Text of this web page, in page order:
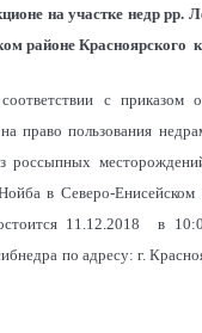
на участке недр рр.
районе Красноярского
соответствии с
право пользования
россыпных
в Северо-Енисейском
11.12.2018 в
по адресу: г.